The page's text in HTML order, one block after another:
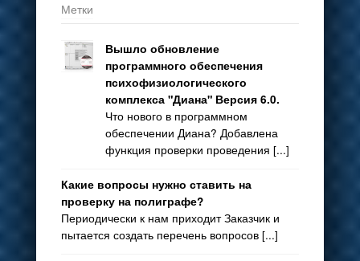
Метки
Вышло обновление
программного обеспечения
психофизиологического
комплекса "Диана" Версия 6.0.
Что нового в программном
обеспечении Диана? Добавлена
функция проверки проведения [...]
Какие вопросы нужно ставить на
проверку на полиграфе?
Периодически к нам приходит Заказчик и
пытается создать перечень вопросов [...]